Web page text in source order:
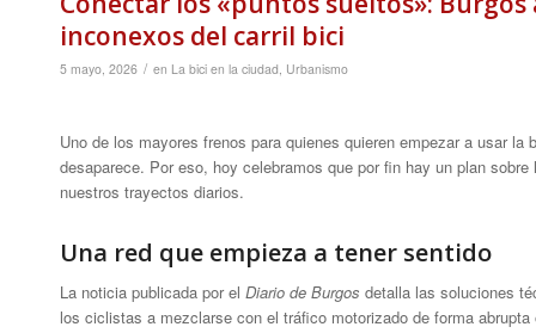
inconexos del carril bici
5 mayo, 2026 / en La bici en la ciudad Urbanismo
Uno de los mayores frenos para quienes quieren empezar a usar
desaparece. Por eso, hoy celebramos que por fin hay un plan
nuestros trayectos diarios.
Una red que empieza a tener sentido
La noticia publicada por el Diario de Burgos detalla las soluciones
los ciclistas a mezclarse con el tráfico motorizado de forma